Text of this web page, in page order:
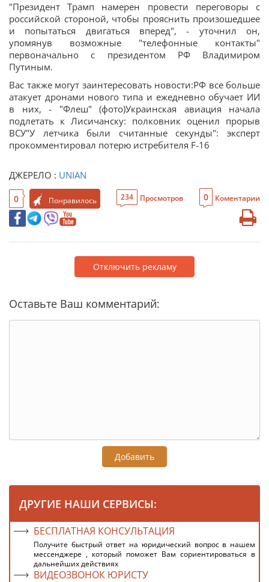
"Президент Трамп намерен провести переговоры с
российской стороной, чтобы прояснить произошедшее
и попытаться двигаться вперед", - уточнил он,
упомянув возможные "телефонные контакты"
первоначально с президентом РФ Владимиром
Путиным.
Вас также могут заинтересовать новости:РФ все больше
атакует дронами нового типа и ежедневно обучает ИИ
в них, - "Флеш" (фото)Украинская авиация начала
подлетать к Лисичанску: полковник оценил прорыв
ВСУ"У летчика были считанные секунды": эксперт
прокомментировал потерю истребителя F-16
ДЖЕРЕЛО : UNIAN
0 Понравилось 234 Просмотров 0 Коментарии
Отключить рекламу
Оставьте Ваш комментарий:
Добавить
ДРУГИЕ НАШИ СЕРВИСЫ:
БЕСПЛАТНАЯ КОНСУЛЬТАЦИЯ
Получите быстрый ответ на юридический вопрос в нашем
мессенджере , который поможет Вам сориентироваться в
дальнейших действиях
ВИДЕОЗВОНОК ЮРИСТУ